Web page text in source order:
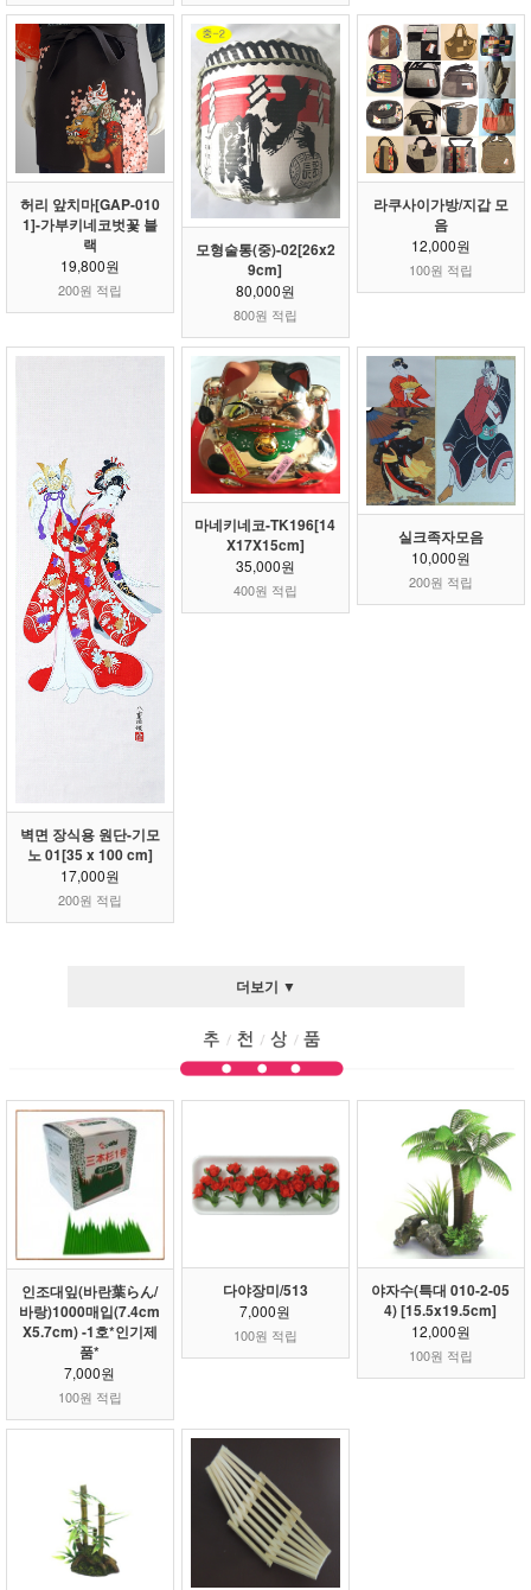
허리 앞치마[GAP-010
1]-가부키네코벗꽃 블
랙
19,800원
200원 적립
모형술통(중)-02[26x2
9cm]
80,000원
800원 적립
라쿠사이가방/지갑 모
음
12,000원
100원 적립
벽면 장식용 원단-기모
노 01[35 x 100 cm]
17,000원
200원 적립
마네키네코-TK196[14
X17X15cm]
35,000원
400원 적립
실크족자모음
10,000원
200원 적립
더보기 ▼
인조대잎(바란葉らん/
바랑)1000매입(7.4cm
X5.7cm) -1호*인기제
품*
7,000원
100원 적립
다야장미/513
7,000원
100원 적립
야자수(특대 010-2-05
4) [15.5x19.5cm]
12,000원
100원 적립